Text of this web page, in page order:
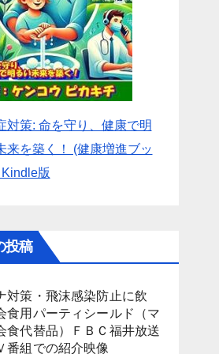
対策: 命を守り、健康で明
来を築く！ (健康増進ブッ
Kindle版
投稿
対策・飛沫感染防止に飲
食用パーティシールド（マ
食代替品）ＦＢＣ福井放送
番組での紹介映像